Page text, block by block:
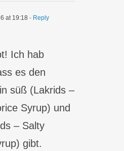
at 19:18 - Reply
Ich hab
es den
süß (Lakrids –
Syrup) und
– Salty
gibt.